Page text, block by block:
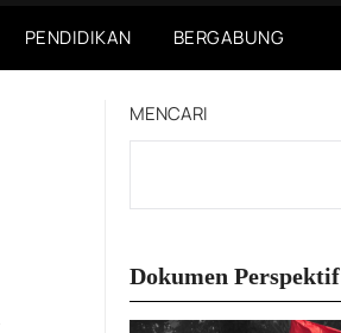
PENDIDIKAN BERGABUNG
MENCARI
Dokumen Perspektif